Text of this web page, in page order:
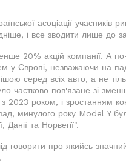
асоціації учасників
і все зводити лише до
20% акцій компанії. А
Європі, незважаючи на
серед всіх авто, а не
частково пов'язане зі
2023 роком, і зростанням
минулого року Model Y
та Норвегії".
говорити про якийсь